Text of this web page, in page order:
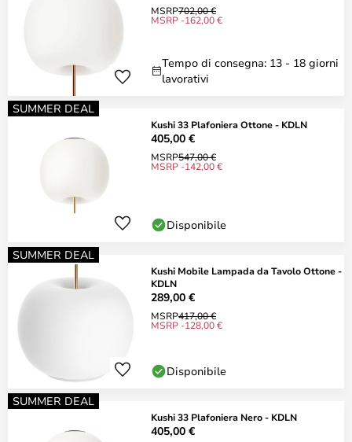
MSRP702,00 €
MSRP -162,00 €
Tempo di consegna: 13 - 18 giorni
lavorativi
SUMMER DEAL
Kushi 33 Plafoniera Ottone - KDLN
405,00 €
MSRP547,00 €
MSRP -142,00 €
Disponibile
SUMMER DEAL
Kushi Mobile Lampada da Tavolo Ottone -
KDLN
289,00 €
MSRP417,00 €
MSRP -128,00 €
Disponibile
SUMMER DEAL
Kushi 33 Plafoniera Nero - KDLN
405,00 €